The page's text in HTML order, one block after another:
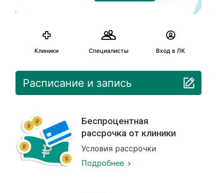
Клиники Специалисты Вход в ЛК
Расписание и запись
Беспроцентная
рассрочка от клиники
Условия рассрочки
Подробнее